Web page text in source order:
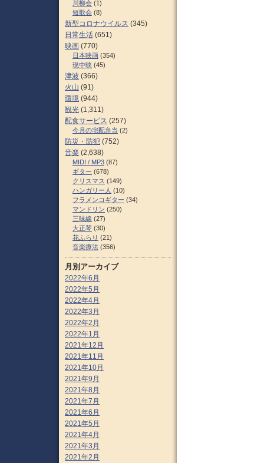
川柳会 (1)
短歌会 (8)
新型コロナウイルス (345)
日常生活 (651)
映画 (770)
日本映画 (354)
現中映 (45)
津波 (366)
火山 (91)
環境 (944)
観光 (1,311)
配食サービス (257)
今月の宅配弁当 (2)
防災・防犯 (752)
音楽 (2,638)
MIDI / MP3 (87)
ギター (678)
クリスマス (149)
ハンガリー人 (10)
フラメンコギター (34)
マンドリン (250)
三味線 (27)
大正琴 (30)
花ふらり (21)
音楽療法 (356)
月別アーカイブ
2022年6月
2022年5月
2022年4月
2022年3月
2022年2月
2022年1月
2021年12月
2021年11月
2021年10月
2021年9月
2021年8月
2021年7月
2021年6月
2021年5月
2021年4月
2021年3月
2021年2月